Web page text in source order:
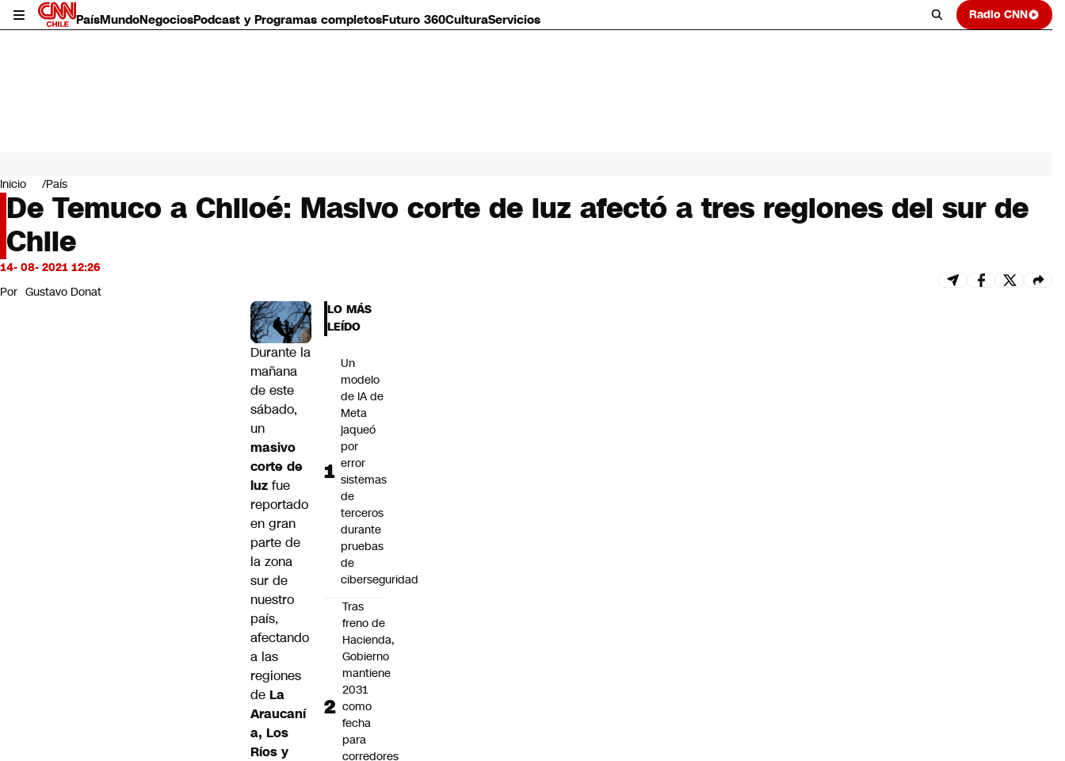
PaísMundoNegociosPodcast y Programas completosFuturo 360CulturaServicios Radio CNN
Mundo
Negocios
Deportes
Programas completos
Cultura
Servicios
Bits
CNN Data
Inicio País
De Temuco a Chiloé: Masivo corte de luz afectó a tres regiones del sur de
Chile
14- 08- 2021 12:26
Por Gustavo Donat
Durante la
mañana
de este
sábado,
un
masivo
corte de
luz fue
reportado
en gran
parte de
la zona
sur de
nuestro
país,
afectando
a las
regiones
de La
Araucaní
a, Los
Ríos y
LO MÁS
LEÍDO
Un
modelo
de IA de
Meta
jaqueó
por
error
sistemas
de
terceros
durante
pruebas
de
ciberseguridad
Tras
freno de
Hacienda,
Gobierno
mantiene
2031
como
fecha
para
corredores